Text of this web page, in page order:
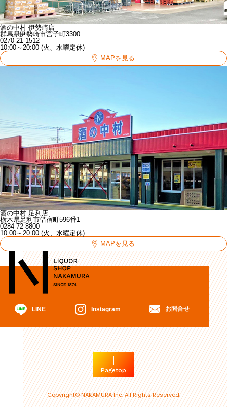
酒の中村 伊勢崎店
群馬県伊勢崎市宮子町3300
0270-21-1512
10:00～20:00 (火、水曜定休)
MAPを見る
酒の中村 足利店
栃木県足利市借宿町596番1
0284-72-8800
10:00～20:00 (火、水曜定休)
MAPを見る
LINE Instagram お問合せ
Pagetop
Copyright© NAKAMURA Inc. All Rights Reserved.